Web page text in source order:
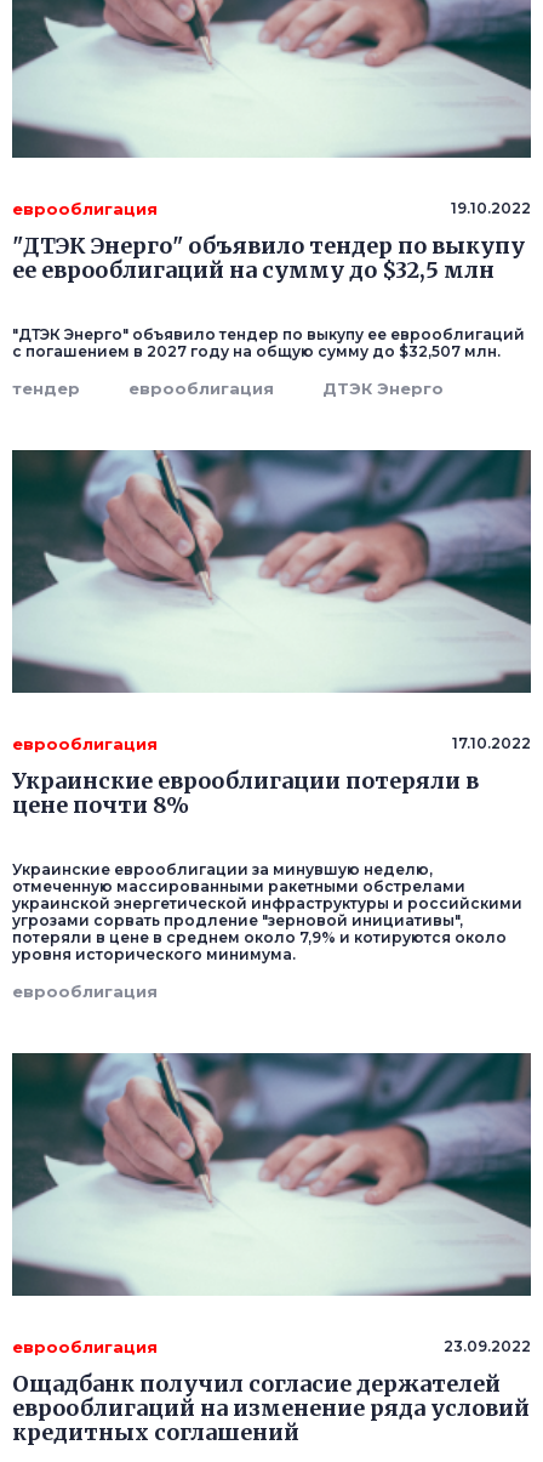
еврооблигация 19.10.2022
"ДТЭК Энерго" объявило тендер по выкупу
ее еврооблигаций на сумму до $32,5 млн
"ДТЭК Энерго" объявило тендер по выкупу ее еврооблигаций
с погашением в 2027 году на общую сумму до $32,507 млн.
тендер еврооблигация ДТЭК Энерго
еврооблигация 17.10.2022
Украинские еврооблигации потеряли в
цене почти 8%
Украинские еврооблигации за минувшую неделю,
отмеченную массированными ракетными обстрелами
украинской энергетической инфраструктуры и российскими
угрозами сорвать продление "зерновой инициативы",
потеряли в цене в среднем около 7,9% и котируются около
уровня исторического минимума.
еврооблигация
еврооблигация 23.09.2022
Ощадбанк получил согласие держателей
еврооблигаций на изменение ряда условий
кредитных соглашений